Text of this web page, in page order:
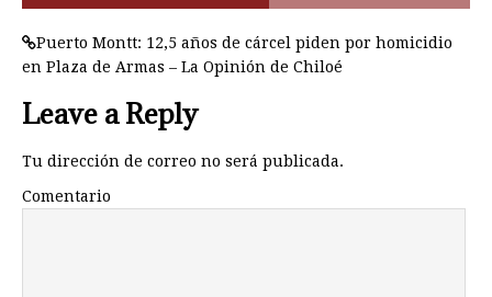
Puerto Montt: 12,5 años de cárcel piden por homicidio
en Plaza de Armas – La Opinión de Chiloé
Leave a Reply
Tu dirección de correo no será publicada.
Comentario